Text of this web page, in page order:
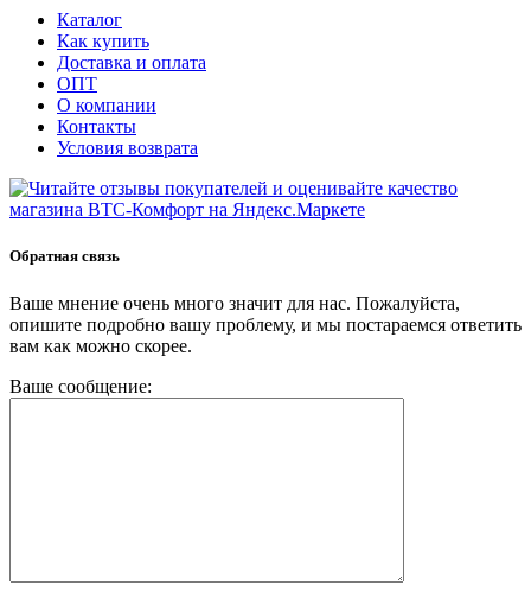
Каталог
Как купить
Доставка и оплата
ОПТ
О компании
Контакты
Условия возврата
Обратная связь
Ваше мнение очень много значит для нас. Пожалуйста,
опишите подробно вашу проблему, и мы постараемся ответить
вам как можно скорее.
Ваше сообщение: